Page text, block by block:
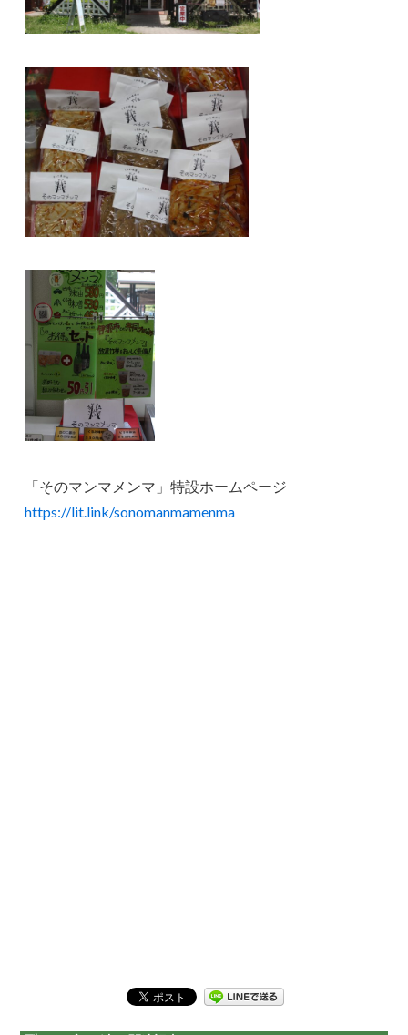
「そのマンマメンマ」特設ホームページ
https://lit.link/sonomanmamenma